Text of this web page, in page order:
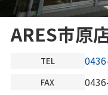
ARES市原
TEL
FAX